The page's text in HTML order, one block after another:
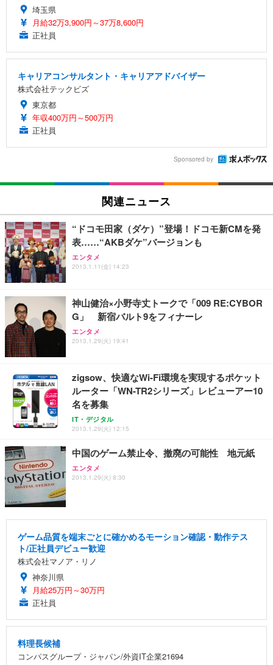
埼玉県
月給32万3,900円～37万8,600円
正社員
キャリアコンサルタント・キャリアアドバイザー
株式会社テックビズ
東京都
年収400万円～500万円
正社員
Sponsored by
関連ニュース
“ドコモ田家（ダケ）”登場！ドコモ新CMを発
表……“AKBダケ”バージョンも
エンタメ
2013.1.11(金) 14:23
神山健治×小野寺丈トークで「009 RE:CYBOR
G」 新宿バルト9をフィナーレ
エンタメ
2013.1.29(火) 19:41
zigsow、快適なWi-Fi環境を実現するポケット
ルーター「WN-TR2シリーズ」レビューアー10
名を募集
IT・デジタル
2013.1.29(火) 12:15
中国のゲーム禁止令、撤廃の可能性 地元紙
エンタメ
2013.1.29(火) 8:30
ゲーム品質を端末ごとに確かめるモーション確認・動作テス
ト/正社員デビュー歓迎
株式会社マノア・リノ
神奈川県
月給25万円～30万円
正社員
料理長候補
コンパスグループ・ジャパン/外資IT企業21694